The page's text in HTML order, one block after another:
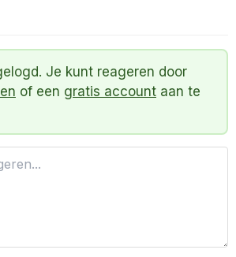
Je kunt reageren door
of een gratis account aan te